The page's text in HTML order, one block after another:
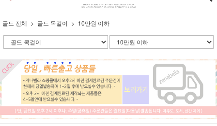
골드 전체 골드 목걸이 10만원 이하